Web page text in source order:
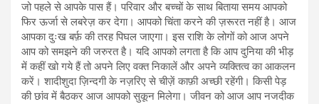
जो पहले से आपके पास हैं। परिवार और बच्चों के साथ बिताया समय आपको
फिर ऊर्जा से लबरेज़ कर देगा। आपको चिंता करने की ज़रूरत नहीं है। आज
आपका दुःख बर्फ़ की तरह पिघल जाएगा। इस राशि के लोगों को आज अपने
आप को समझने की जरुरत है। यदि आपको लगता है कि आप दुनिया की भीड़
में कहीं खो गये हैं तो अपने लिए वक्त निकालें और अपने व्यक्तित्व का आकलन
करें। शादीशुदा ज़िन्दगी के नज़रिए से चीज़ें काफ़ी अच्छी रहेंगी। किसी पेड़
की छांव में बैठकर आज आपको सुकून मिलेगा। जीवन को आज आप नजदीक